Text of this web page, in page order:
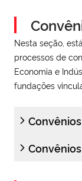
Nesta seção,
processos de
Economia e
fundações